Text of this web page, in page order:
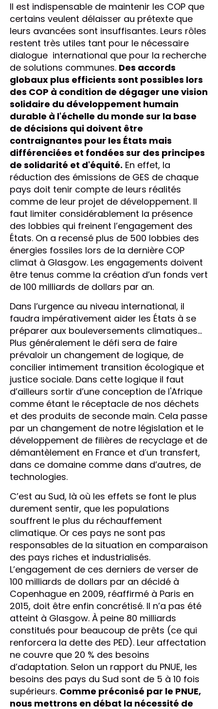
Il est indispensable de maintenir les COP que
certains veulent délaisser au prétexte que
leurs avancées sont insuffisantes. Leurs rôles
restent très utiles tant pour le nécessaire
dialogue international que pour la recherche
de solutions communes. Des accords
globaux plus efficients sont possibles lors
des COP à condition de dégager une vision
solidaire du développement humain
durable à l'échelle du monde sur la base
de décisions qui doivent être
contraignantes pour les États mais
différenciées et fondées sur des principes
de solidarité et d'équité. En effet, la
réduction des émissions de GES de chaque
pays doit tenir compte de leurs réalités
comme de leur projet de développement. Il
faut limiter considérablement la présence
des lobbies qui freinent l’engagement des
États. On a recensé plus de 500 lobbies des
énergies fossiles lors de la dernière COP
climat à Glasgow. Les engagements doivent
être tenus comme la création d’un fonds vert
de 100 milliards de dollars par an.
Dans l’urgence au niveau international, il
faudra impérativement aider les États à se
préparer aux bouleversements climatiques…
Plus généralement le défi sera de faire
prévaloir un changement de logique, de
concilier intimement transition écologique et
justice sociale. Dans cette logique il faut
d’ailleurs sortir d’une conception de l'Afrique
comme étant le réceptacle de nos déchets
et des produits de seconde main. Cela passe
par un changement de notre législation et le
développement de filières de recyclage et de
démantèlement en France et d’un transfert,
dans ce domaine comme dans d’autres, de
technologies.
C’est au Sud, là où les effets se font le plus
durement sentir, que les populations
souffrent le plus du réchauffement
climatique. Or ces pays ne sont pas
responsables de la situation en comparaison
des pays riches et industrialisés.
L’engagement de ces derniers de verser de
100 milliards de dollars par an décidé à
Copenhague en 2009, réaffirmé à Paris en
2015, doit être enfin concrétisé. Il n’a pas été
atteint à Glasgow. À peine 80 milliards
constitués pour beaucoup de prêts (ce qui
renforcera la dette des PED). Leur affectation
ne couvre que 20 % des besoins
d’adaptation. Selon un rapport du PNUE, les
besoins des pays du Sud sont de 5 à 10 fois
supérieurs. Comme préconisé par le PNUE,
nous mettrons en débat la nécessité de